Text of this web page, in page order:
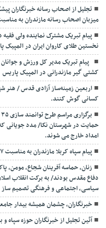
تجلیل از اصحاب رسانه خبرنگاران
میزبان اصحاب رسانه مازندران به مناسبت ۱۷ مرداد روز خبرنگار
پیام تبریک مشترک نماینده ولی
نخستین طلای کاروان ایران در المپیک
پیام تبریک مدیر کل ورزش و
کشتی گیر مازندرانی در المپیک پاریس
اربعین زمینه‌ساز آزادی قدس / هنر
کسانی گوش کنند.
حمایت در شهرستان نکا/ مدد جویانی
امداد خارج می شوند.
پیام سپاه کربلا مازندران به مناسبت ۱۷ مرداد روز خبرنگار
زنان، حماسه آفرینان شجاع، مومن،
دفاع مقدس بودند/ به برکت انقلاب
سیاسی، اجتماعی و فرهنگی تصمیم
خبرنگاران، چشمان همیشه بیدار